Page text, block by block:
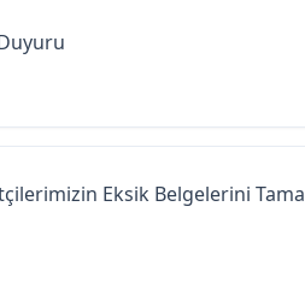
Eksik Belgelerini